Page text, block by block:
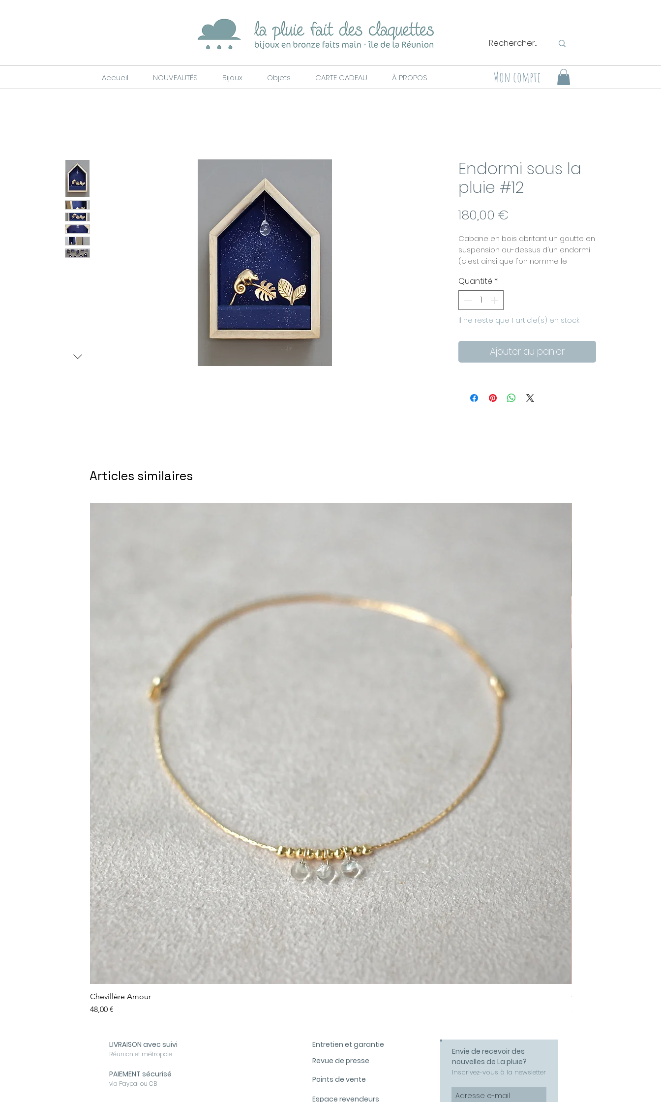
Mon compte
Accueil NOUVEAUTÉS Bijoux Objets CARTE CADEAU À PROPOS
Endormi sous la
pluie #12
180,00 €
Cabane en bois abritant un goutte en
suspension au-dessus d'un endormi
(c'est ainsi que l'on nomme le
de végétation tropicale.
Bronze doré et verre.
Fait à la main dans mon atelier.
Dimensions : largeur 10 cm, hauteur 14
A poser sur un meuble ou à
accrocher au mur (fixations double
face au dos de la cabane).
Quantité *
Il ne reste que 1 article(s) en stock
Ajouter au panier
Articles similaires
Chevillère Amour
Prix
48,00 €
Collier Amour
Prix
58,00 €
LIVRAISON avec suivi
Réunion et métropole
PAIEMENT sécurisé
via Paypal ou CB
Entretien et garantie
Points de vente
Revue de presse
Espace revendeurs
Envie de recevoir des
nouvelles de La pluie?
Inscrivez-vous à la newsletter